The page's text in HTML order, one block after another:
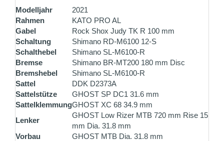
Modelljahr
2021
Rahmen
KATO PRO AL
Gabel
Rock Shox Judy TK R 100 mm
Schaltung
Shimano RD-M6100 12-S
Schalthebel
Shimano SL-M6100-R
Bremse
Shimano BR-MT200 180 mm Disc
Bremshebel
Shimano SL-M6100-R
Sattel
DDK D2373A
Sattelstütze
GHOST SP DC1 31.6 mm
SattelklemmungGHOST XC 68 34.9 mm
Lenker
GHOST Low Rizer MTB 720 mm Rise 15
mm Dia. 31.8 mm
Vorbau
GHOST MTB Dia. 31.8 mm